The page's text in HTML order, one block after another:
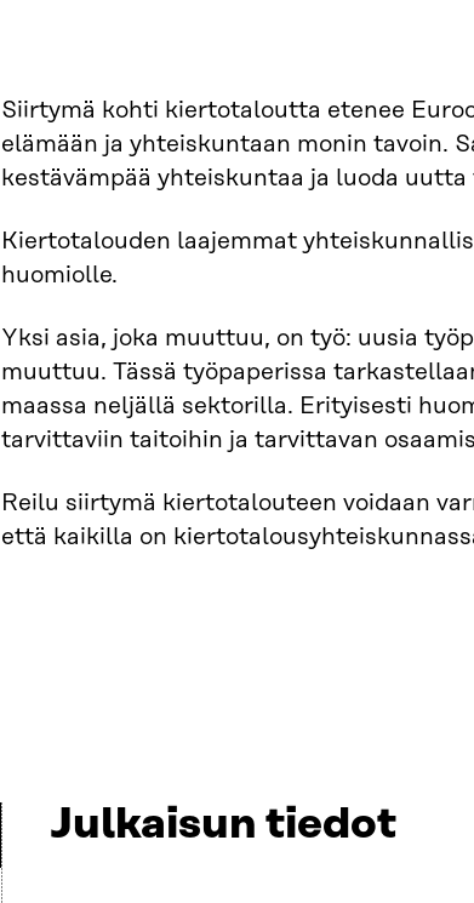
Siirtymä kohti kiertotaloutta etenee
elämään ja yhteiskuntaan monin tavoin.
kestävämpää yhteiskuntaa ja luoda uutta
Kiertotalouden laajemmat
huomiolle.
Yksi asia, joka muuttuu, on työ: uusia
muuttuu. Tässä työpaperissa
maassa neljällä sektorilla. Erityisesti
tarvittaviin taitoihin ja tarvittavan
Reilu siirtymä kiertotalouteen voidaan
että kaikilla on
Julkaisun tiedot